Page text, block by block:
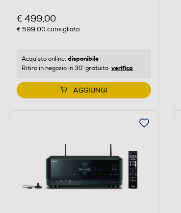
€ 499,00
€ 599,00consigliato
Acquisto online: disponibile
Ritiro in negozio in 30' gratuito: verifica
AGGIUNGI